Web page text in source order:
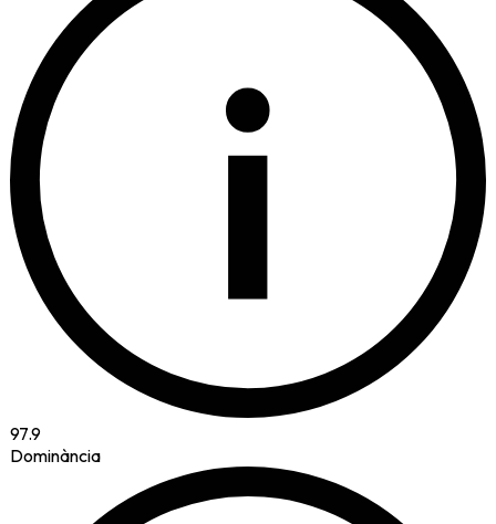
i
97.9
Dominància